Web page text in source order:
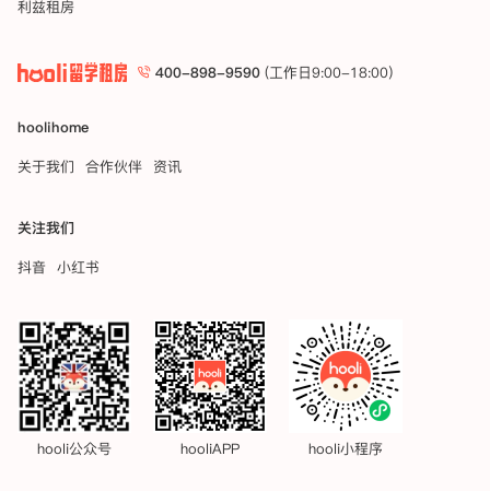
利兹租房
400-898-9590 (工作日9:00-18:00)
hoolihome
关于我们
合作伙伴 资讯
关注我们
抖音
小红书
hooli公众号 hooliAPP hooli小程序